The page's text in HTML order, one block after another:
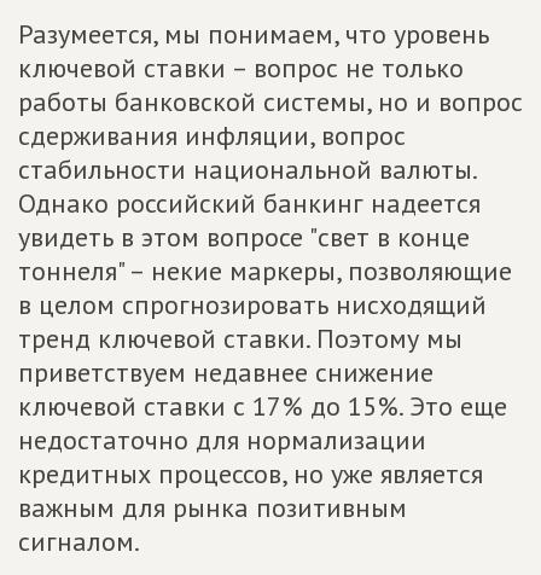
Разумеется, мы понимаем, что уровень
ключевой ставки – вопрос не только
работы банковской системы, но и вопрос
сдерживания инфляции, вопрос
стабильности национальной валюты.
Однако российский банкинг надеется
увидеть в этом вопросе "свет в конце
тоннеля" – некие маркеры, позволяющие
в целом спрогнозировать нисходящий
тренд ключевой ставки. Поэтому мы
приветствуем недавнее снижение
ключевой ставки с 17% до 15%. Это еще
недостаточно для нормализации
кредитных процессов, но уже является
важным для рынка позитивным
сигналом.